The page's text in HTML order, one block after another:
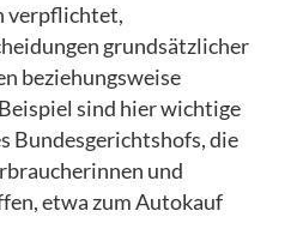
verpflichtet,
grundsätzlicher
beziehungsweise
sind hier wichtige
Bundesgerichtshofs, die
und
etwa zum Autokauf